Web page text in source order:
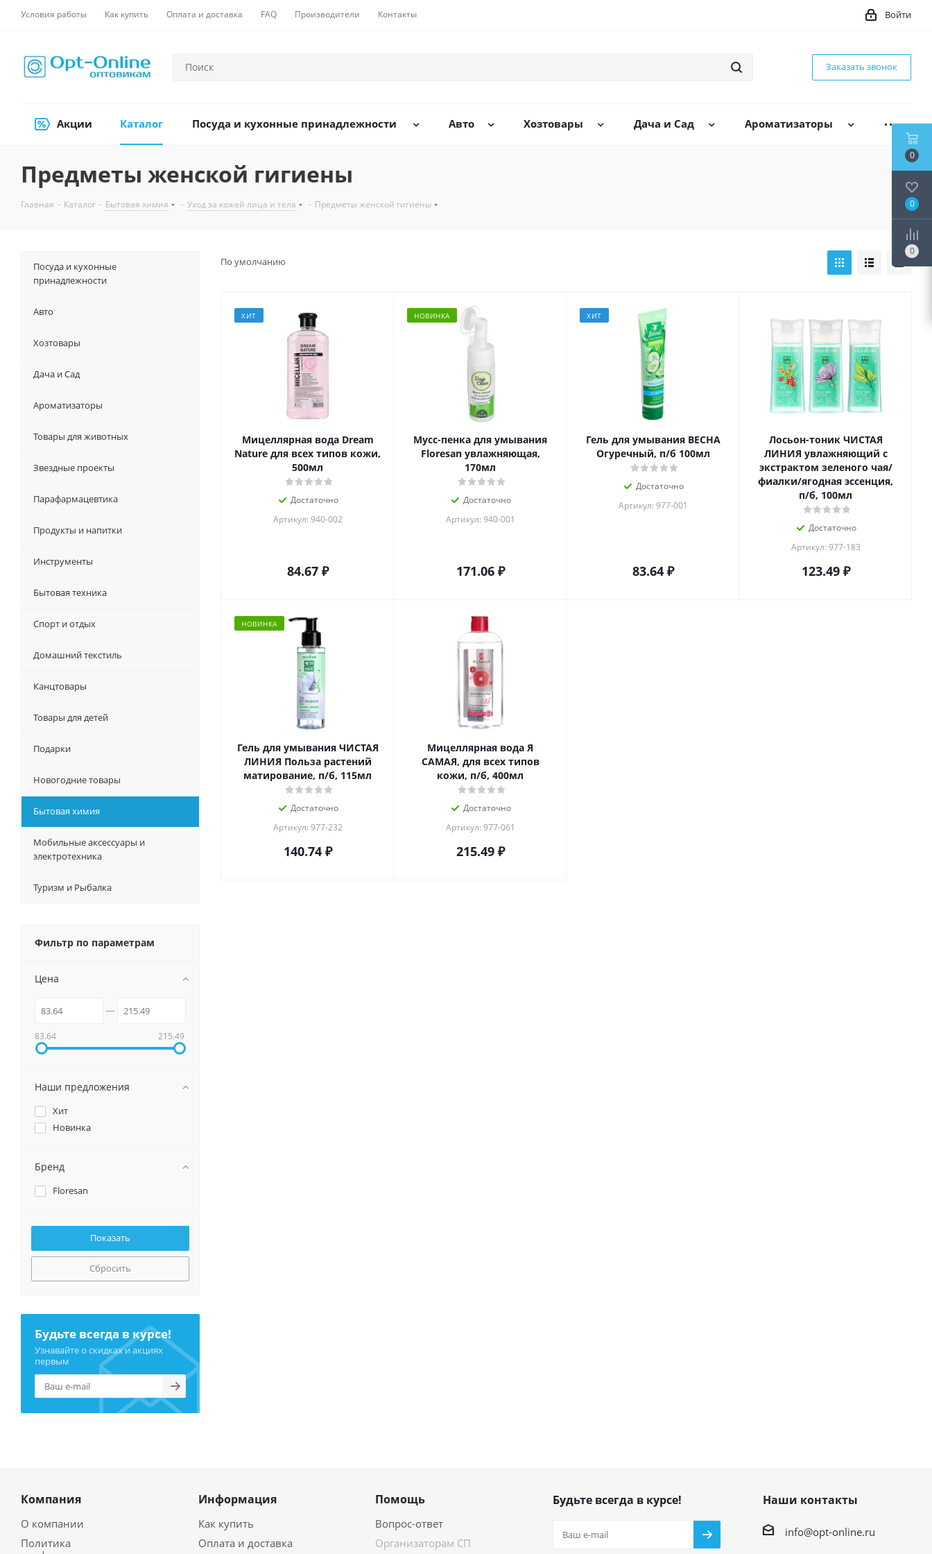
Условия работы Как купить Оплата и доставка FAQ Производители Контакты Войти
Заказать звонок
Акции Каталог Посуда и кухонные принадлежности Авто Хозтовары Дача и Сад Ароматизаторы
Предметы женской гигиены
Главная - Каталог - Бытовая химия - Уход за кожей лица и тела - Предметы женской гигиены
По умолчанию
ХИТ
Мицеллярная вода Dream
Nature для всех типов кожи,
500мл
Достаточно
Артикул: 940-002
84.67₽
НОВИНКА
Мусс-пенка для умывания
Floresan увлажняющая,
170мл
Достаточно
Артикул: 940-001
171.06₽
ХИТ
Гель для умывания ВЕСНА
Огуречный, п/б 100мл
Достаточно
Артикул: 977-001
83.64₽
Лосьон-тоник ЧИСТАЯ
ЛИНИЯ увлажняющий с
экстрактом зеленого чая/
фиалки/ягодная эссенция,
п/б, 100мл
Достаточно
Артикул: 977-183
123.49₽
НОВИНКА
Гель для умывания ЧИСТАЯ
ЛИНИЯ Польза растений
матирование, п/б, 115мл
Достаточно
Артикул: 977-232
140.74₽
Мицеллярная вода Я
САМАЯ, для всех типов
кожи, п/б, 400мл
Достаточно
Артикул: 977-061
215.49₽
Посуда и кухонные
принадлежности
Авто
Хозтовары
Дача и Сад
Ароматизаторы
Товары для животных
Звездные проекты
Парафармацевтика
Продукты и напитки
Инструменты
Бытовая техника
Спорт и отдых
Домашний текстиль
Канцтовары
Товары для детей
Подарки
Новогодние товары
Бытовая химия
Мобильные аксессуары и
электротехника
Туризм и Рыбалка
Фильтр по параметрам
Цена
83.64 215.49
Наши предложения
Хит
Новинка
Бренд
Floresan
Сбросить
Будьте всегда в курсе!
Узнавайте о скидках и акциях
первым
Компания
О компании
Политика
Информация
Как купить
Оплата и доставка
Помощь
Вопрос-ответ
Организаторам СП
Будьте всегда в курсе! Наши контакты
info@opt-online.ru
0
0
0